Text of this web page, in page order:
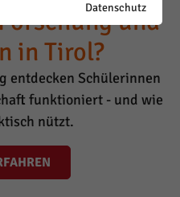
und
in Tirol?
entdecken Schülerinnen
funktioniert - und wie
nützt.
Datenschutz